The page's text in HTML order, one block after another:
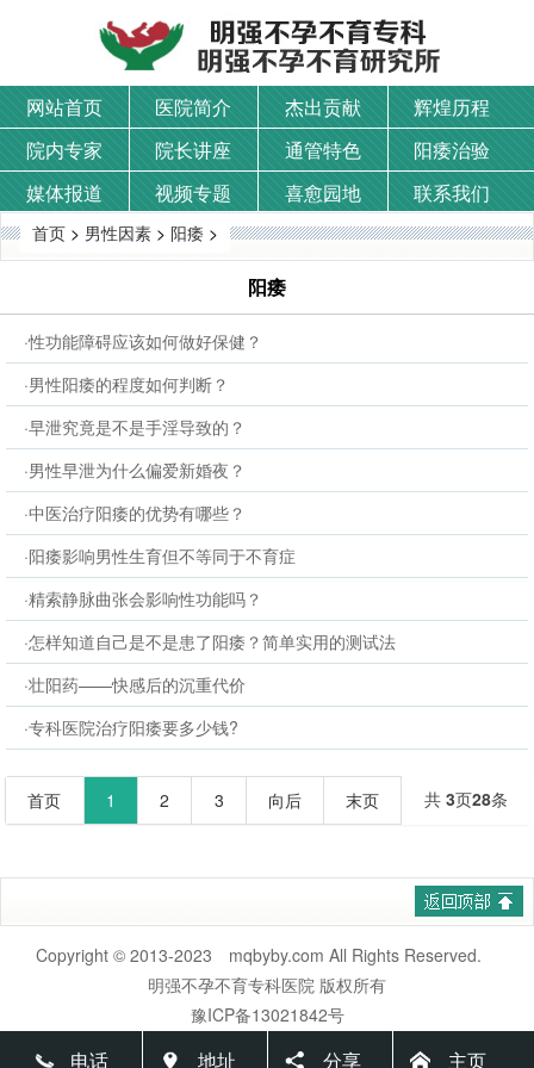
网站首页 医院简介 杰出贡献
辉煌历程
院内专家
院长讲座 通管特色
阳痿治验
媒体报道
视频专题 喜愈园地 联系我们
首页 > 男性因素 > 阳痿 >
阳痿
·性功能障碍应该如何做好保健？
·男性阳痿的程度如何判断？
·早泄究竟是不是手淫导致的？
·男性早泄为什么偏爱新婚夜？
·中医治疗阳痿的优势有哪些？
·阳痿影响男性生育但不等同于不育症
·精索静脉曲张会影响性功能吗？
·怎样知道自己是不是患了阳痿？简单实用的测试法
·壮阳药——快感后的沉重代价
·专科医院治疗阳痿要多少钱?
首页 1 2 3 向后 末页 共 3页28条
Copyright © 2013-2023 mqbyby.com All Rights Reserved.
明强不孕不育专科医院 版权所有
豫ICP备13021842号
电话 地址 分享 主页